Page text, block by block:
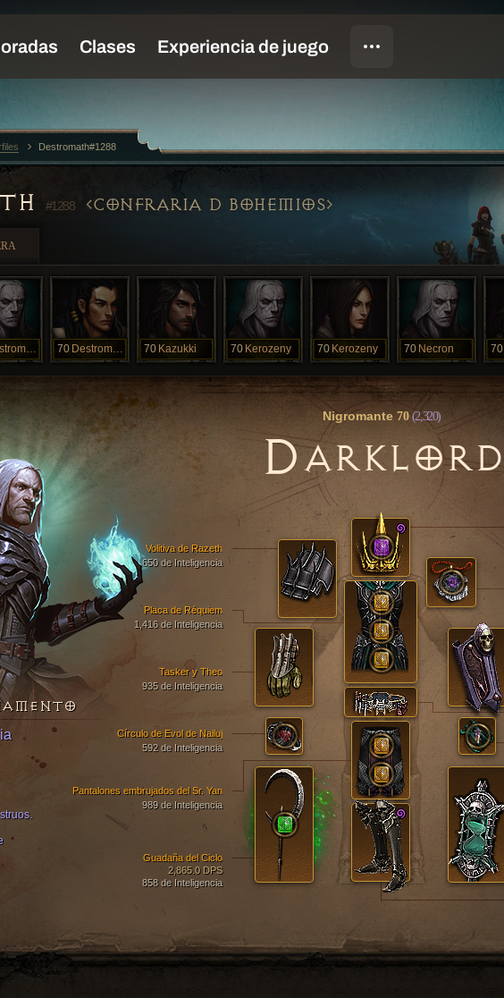
#1288 CONFRARIA D BOHEMIOS
Destromath 70 Destromath 70 Kazukki 70 Kerozeny 70 Kerozeny 70 Necron 70
Nigromante70 (2,320)
DARKLORD
Placa de Réquiem
1,416 de Inteligencia
Tasker y Theo
935 de Inteligencia
Volitiva de Razeth
650 de Inteligencia
Pantalones embrujados del Sr. Yan
989 de Inteligencia
Guadaña del Ciclo
2,865.0 DPS
858 de Inteligencia
Círculo de Evol de Nailuj
592 de Inteligencia
Destromath#1288